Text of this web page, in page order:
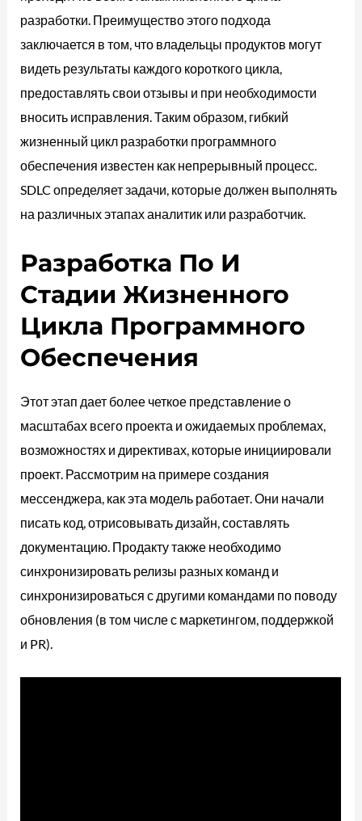
разработки. Преимущество этого подхода
заключается в том, что владельцы продуктов могут
видеть результаты каждого короткого цикла,
предоставлять свои отзывы и при необходимости
вносить исправления. Таким образом, гибкий
жизненный цикл разработки программного
обеспечения известен как непрерывный процесс.
SDLC определяет задачи, которые должен выполнять
на различных этапах аналитик или разработчик.
Разработка По И
Стадии Жизненного
Цикла Программного
Обеспечения
Этот этап дает более четкое представление о
масштабах всего проекта и ожидаемых проблемах,
возможностях и директивах, которые инициировали
проект. Рассмотрим на примере создания
мессенджера, как эта модель работает. Они начали
писать код, отрисовывать дизайн, составлять
документацию. Продакту также необходимо
синхронизировать релизы разных команд и
синхронизироваться с другими командами по поводу
обновления (в том числе с маркетингом, поддержкой
и PR).